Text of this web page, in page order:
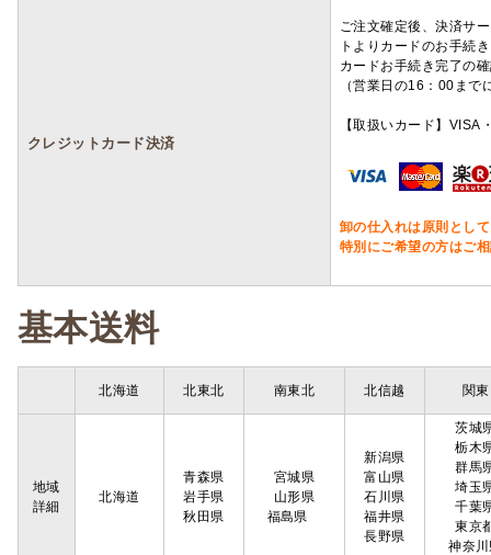
クレジットカード決済
ご注文確定後、決済サ
トよりカードのお手続
カードお手続き完了の
（営業日の16：00ま
【取扱いカード】
卸の仕入れは原則とし
特別にご希望の方はご
基本送料
北海道 北東北 南東北 北信越 関東
地域
詳細
北海道
青森県
岩手県
秋田県
宮城県
山形県
福島県
新潟県
富山県
石川県
福井県
長野県
茨城
栃木
群馬
埼玉
千葉
東京
神奈